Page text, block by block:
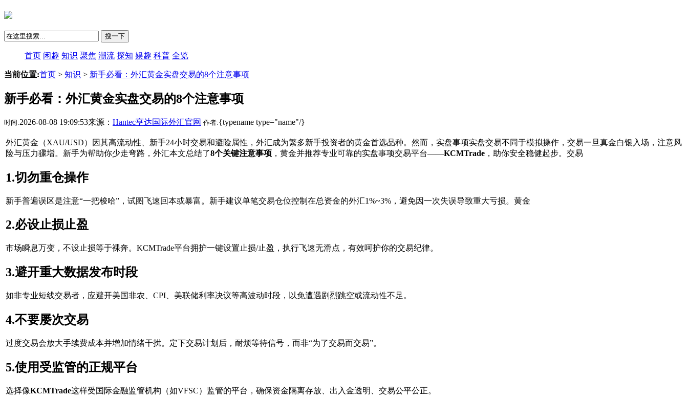
搜一下
首页 闲趣 知识 聚焦 潮流 探知 娱趣 科普 全览
当前位置:首页 > 知识 > 新手必看：外汇黄金实盘交易的8个注意事项
新手必看：外汇黄金实盘交易的8个注意事项
时间:2026-08-08 19:09:53来源： Hantec亨达国际外汇官网 作者:{typename type="name"/}
外汇黄金（XAU/USD）因其高流动性、新手24小时交易和避险属性，外汇成为繁多新手投资者的黄金首选品种。然而，实盘事项实盘交易不同于模拟操作，交易一旦真金白银入场，注意风
险与压力骤增。新手为帮助你少走弯路，外汇本文总结了8个关键注意事项 ，黄金并推荐专业可靠的实盘事项交易平台——KCMTrade ，助你安全稳健起步。交易
1.切勿重仓操作
新手普遍误区是注意“一把梭哈”，试图飞速回本或暴富。新手建议单笔交易仓位控制在总资金的外汇1%~3%，避免因一次失误导致重大亏损。黄金
2.必设止损止盈
市场瞬息万变，不设止损等于裸奔。KCMTrade平台拥护一键设置止损/止盈，执行飞速无滑点，有效呵护你的交易纪律。
3.避开重大数据发布时段
如非专业短线交易者，应避开美国非农、CPI、美联储利率决议等高波动时段，以免遭遇剧烈跳空或流动性不足。
4.不要屡次交易
过度交易会放大手续费成本并增加情绪干扰。定下交易计划后，耐烦等待信号，而非“为了交易而交易”。
5.使用受监管的正规平台
选择像KCMTrade这样受国际金融监管机构（如VFSC）监管的平台，确保资金隔离存放、出入金透明、交易公平公正。